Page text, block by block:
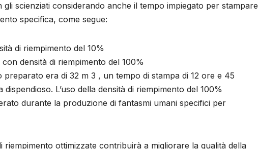
scienziati considerando anche il tempo impiegato per stampare
specifica, come segue:
di riempimento del 10%
densità di riempimento del 100%
era di 32 m 3 , un tempo di stampa di 12 ore e 45
L’uso della densità di riempimento del 100%
durante la produzione di fantasmi umani specifici per
riempimento ottimizzate contribuirà a migliorare la qualità della